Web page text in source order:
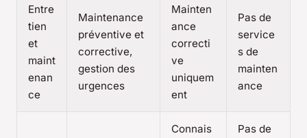
Entre
tien
et
maint
enan
ce
Maintenance
préventive et
corrective,
gestion des
urgences
Mainten
ance
correcti
ve
uniquem
ent
Pas de
service
s de
mainten
ance
Connais
Pas de